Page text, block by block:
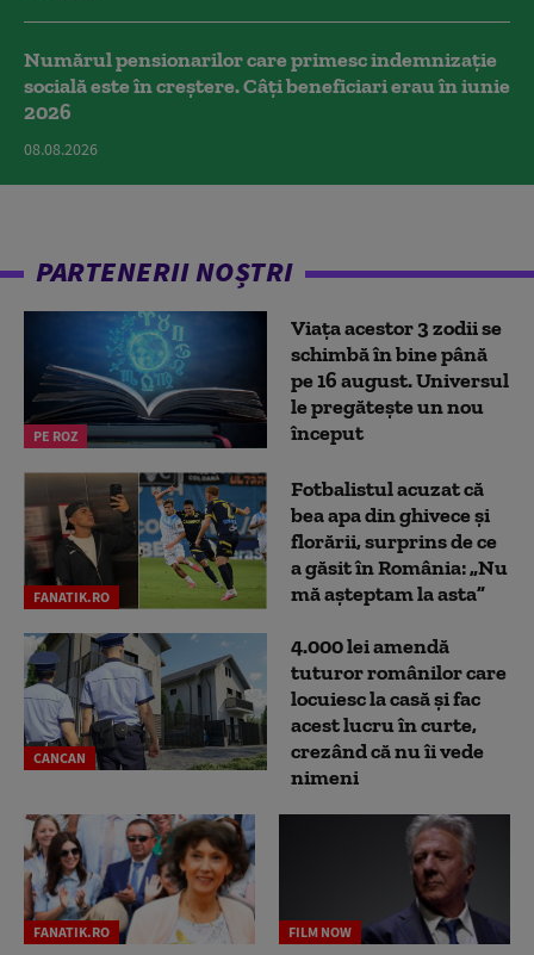
Numărul pensionarilor care primesc indemnizaţie
socială este în creștere. Câți beneficiari erau în iunie
2026
08.08.2026
PARTENERII NOȘTRI
PE ROZ
Viața acestor 3 zodii se
schimbă în bine până
pe 16 august. Universul
le pregătește un nou
început
FANATIK.RO
Fotbalistul acuzat că
bea apa din ghivece și
florării, surprins de ce
a găsit în România: „Nu
mă așteptam la asta”
CANCAN
4.000 lei amendă
tuturor românilor care
locuiesc la casă și fac
acest lucru în curte,
crezând că nu îi vede
nimeni
FANATIK.RO FILM NOW